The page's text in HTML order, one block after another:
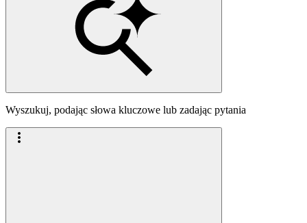
Wyszukuj, podając słowa kluczowe lub zadając pytania